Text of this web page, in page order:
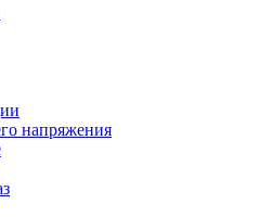
напряжения